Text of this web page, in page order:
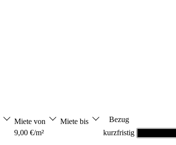
Miete von Miete bis
Bezug
9,00 €/m² kurzfristig